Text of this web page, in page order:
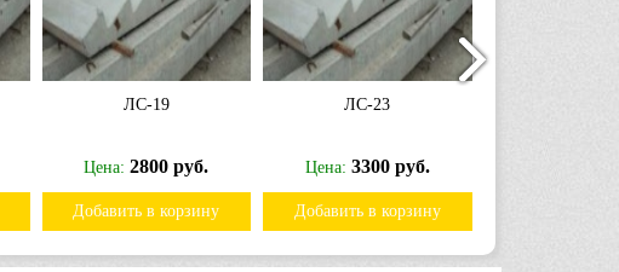
ЛС-19
Цена:2800 руб.
Добавить в корзину
ЛС-23
Цена: 3300 руб.
Добавить в корзину